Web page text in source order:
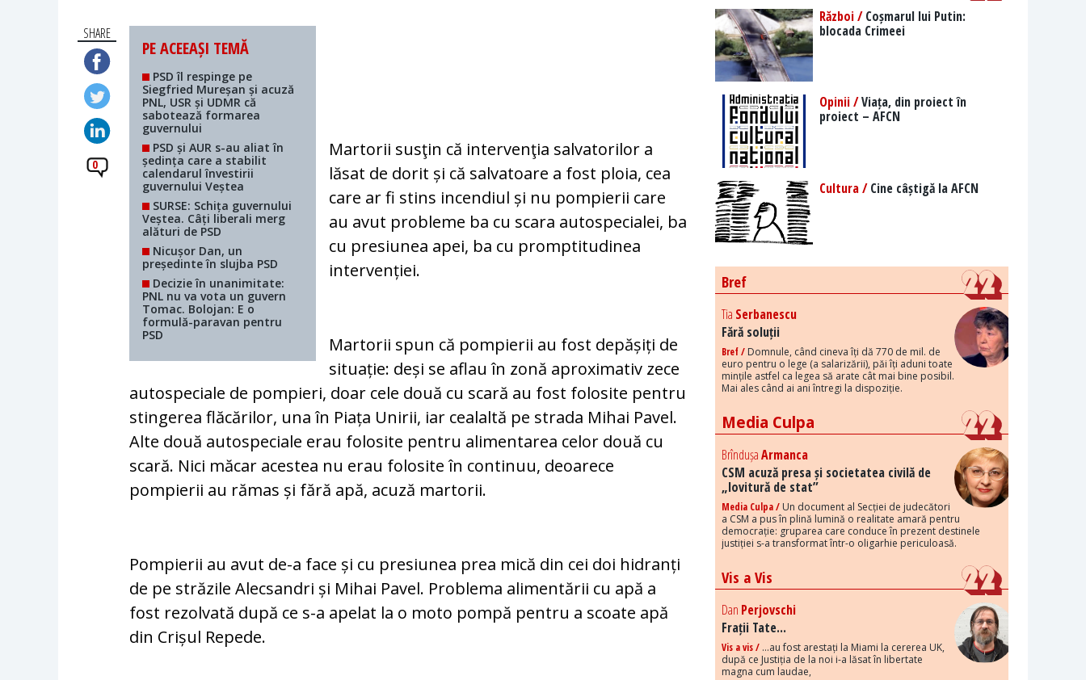
SHARE
0
PE ACEEAȘI TEMĂ
PSD îl respinge pe
Siegfried Mureșan și acuză
PNL, USR și UDMR că
sabotează formarea
guvernului
PSD și AUR s-au aliat în
ședința care a stabilit
calendarul învestirii
guvernului Veștea
SURSE: Schița guvernului
Veștea. Câți liberali merg
alături de PSD
Nicușor Dan, un
președinte în slujba PSD
Decizie în unanimitate:
PNL nu va vota un guvern
Tomac. Bolojan: E o
formulă-paravan pentru
PSD
Martorii susţin că intervenţia salvatorilor a
lăsat de dorit și că salvatoare a fost ploia, cea
care ar fi stins incendiul și nu pompierii care
au avut probleme ba cu scara autospecialei, ba
cu presiunea apei, ba cu promptitudinea
intervenției.
Martorii spun că pompierii au fost depășiți de
situație: deși se aflau în zonă aproximativ zece
autospeciale de pompieri, doar cele două cu scară au fost folosite pentru
stingerea flăcărilor, una în Piața Unirii, iar cealaltă pe strada Mihai Pavel.
Alte două autospeciale erau folosite pentru alimentarea celor două cu
scară. Nici măcar acestea nu erau folosite în continuu, deoarece
pompierii au rămas și fără apă, acuză martorii.
Pompierii au avut de-a face și cu presiunea prea mică din cei doi hidranți
de pe străzile Alecsandri și Mihai Pavel. Problema alimentării cu apă a
fost rezolvată după ce s-a apelat la o moto pompă pentru a scoate apă
din Crișul Repede.
Război /Coșmarul lui Putin:
blocada Crimeei
Opinii /Viața, din proiect în
proiect – AFCN
Cultura /Cine câștigă la AFCN
Bref
Tia Serbanescu
Fără soluții
Bref / Domnule, când cineva îți dă 770 de mil. de
euro pentru o lege (a salarizării), păi îți aduni toate
mințile astfel ca legea să arate cât mai bine posibil.
Mai ales când ai ani întregi la dispoziție.
Media Culpa
BrîndușaArmanca
CSM acuză presa și societatea civilă de
„lovitură de stat”
Media Culpa / Un document al Secției de judecători
a CSM a pus în plină lumină o realitate amară pentru
democrație: gruparea care conduce în prezent destinele
justiției s-a transformat într-o oligarhie periculoasă.
Vis a Vis
Dan Perjovschi
Frații Tate...
Vis a vis / ...au fost arestați la Miami la cererea UK,
după ce Justiția de la noi i-a lăsat în libertate
magna cum laudae,